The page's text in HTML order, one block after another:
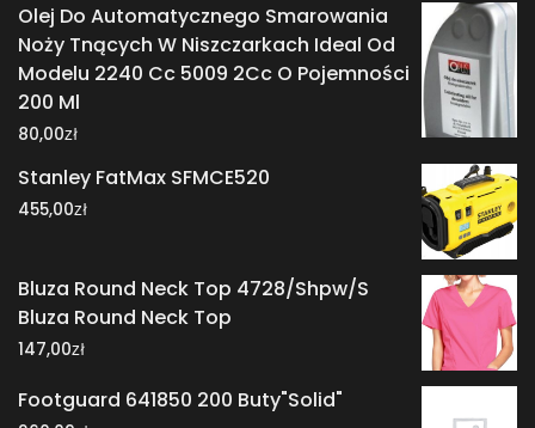
Olej Do Automatycznego Smarowania
Noży Tnących W Niszczarkach Ideal Od
Modelu 2240 Cc 5009 2Cc O Pojemności
200 Ml
80,00zł
Stanley FatMax SFMCE520
455,00zł
Bluza Round Neck Top 4728/Shpw/S
Bluza Round Neck Top
147,00zł
Footguard 641850 200 Buty"Solid"